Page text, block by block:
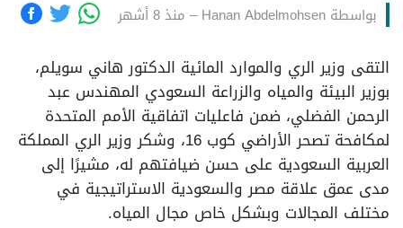
بواسطة Hanan Abdelmohsen
– منذ 8 أشهر
التقى وزير الري والموارد المائية الدكتور هاني سويلم،
بوزير البيئة والمياه والزراعة السعودي المهندس عبد
الرحمن الفضلي، ضمن فاعليات اتفاقية الأمم المتحدة
لمكافحة تصحر الأراضي كوب 16، وشكر وزير الري المملكة
العربية السعودية على حسن ضيافتهم له، مشيرًا إلى
مدى عمق علاقة مصر والسعودية الاستراتيجية في
مختلف المجالات وبشكل خاص مجال المياه.